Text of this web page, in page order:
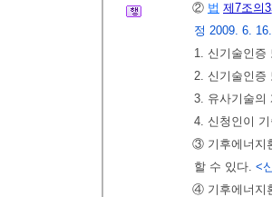
② 법 제7조의3
정 2009. 6.
1. 신기술인증
2. 신기술인증
3. 유사기술의
4. 신청인이
③ 기후에너지
할 수 있다. <
④ 기후에너지